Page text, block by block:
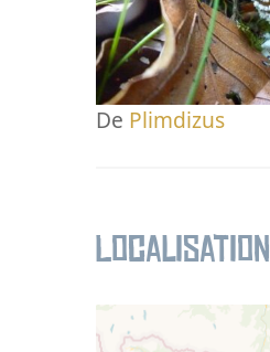
De Plimdizus
Localisation